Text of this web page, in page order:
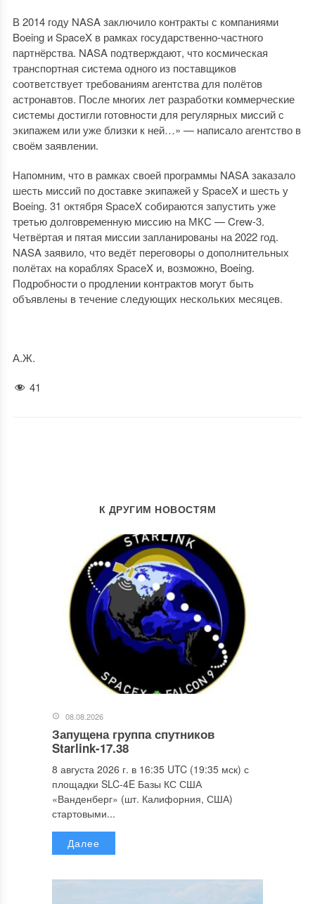
В 2014 году NASA заключило контракты с компаниями
Boeing и SpaceX в рамках государственно-частного
партнёрства. NASA подтверждают, что космическая
транспортная система одного из поставщиков
соответствует требованиям агентства для полётов
астронавтов. После многих лет разработки коммерческие
системы достигли готовности для регулярных миссий с
экипажем или уже близки к ней…» — написало агентство в
своём заявлении.
Напомним, что в рамках своей программы NASA заказало
шесть миссий по доставке экипажей у SpaceX и шесть у
Boeing. 31 октября SpaceX собираются запустить уже
третью долговременную миссию на МКС — Crew-3.
Четвёртая и пятая миссии запланированы на 2022 год.
NASA заявило, что ведёт переговоры о дополнительных
полётах на кораблях SpaceX и, возможно, Boeing.
Подробности о продлении контрактов могут быть
объявлены в течение следующих нескольких месяцев.
А.Ж.
41
К ДРУГИМ НОВОСТЯМ
08.08.2026
Запущена группа спутников
Starlink-17.38
8 августа 2026 г. в 16:35 UTC (19:35 мск) с
площадки SLC-4E Базы КС США
«Ванденберг» (шт. Калифорния, США)
стартовыми...
Далее